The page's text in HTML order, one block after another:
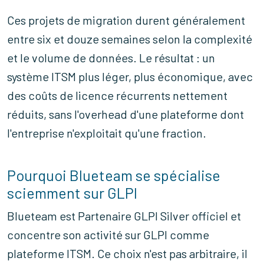
Ces projets de migration durent généralement
entre six et douze semaines selon la complexité
et le volume de données. Le résultat : un
système ITSM plus léger, plus économique, avec
des coûts de licence récurrents nettement
réduits, sans l'overhead d'une plateforme dont
l'entreprise n'exploitait qu'une fraction.
Pourquoi Blueteam se spécialise
sciemment sur GLPI
Blueteam est Partenaire GLPI Silver officiel et
concentre son activité sur GLPI comme
plateforme ITSM. Ce choix n'est pas arbitraire, il